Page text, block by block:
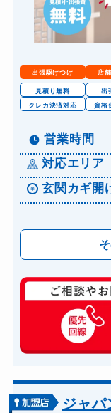
出張駆けつけ 店
見積り無料 出
クレカ決済対応
資格
営業時間
対応エリア
玄関カギ開
玄関カギ開
玄関カギ修
玄関カギ交換
バイクカギ
ジャパ